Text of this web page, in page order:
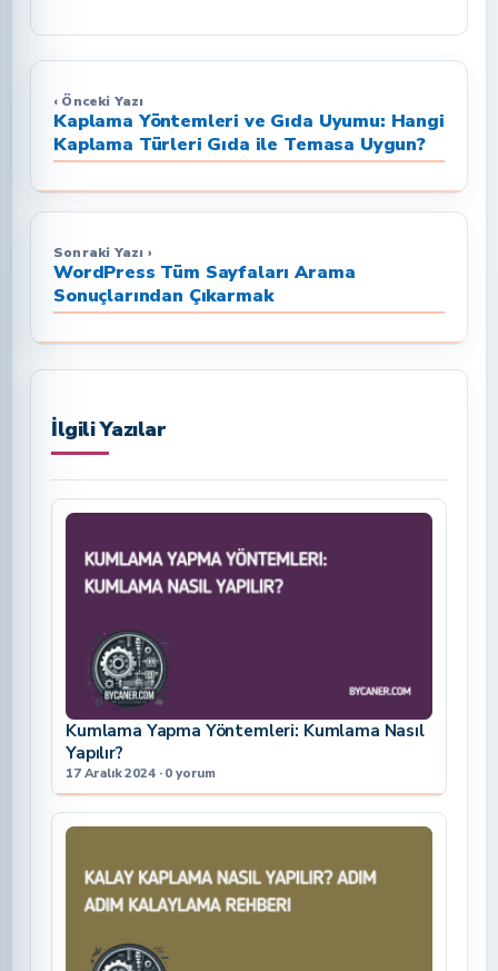
‹ Önceki Yazı
Kaplama Yöntemleri ve Gıda Uyumu: Hangi
Kaplama Türleri Gıda ile Temasa Uygun?
Sonraki Yazı ›
WordPress Tüm Sayfaları Arama
Sonuçlarından Çıkarmak
İlgili Yazılar
Kumlama Yapma Yöntemleri: Kumlama Nasıl
Yapılır?
17 Aralık 2024 · 0 yorum